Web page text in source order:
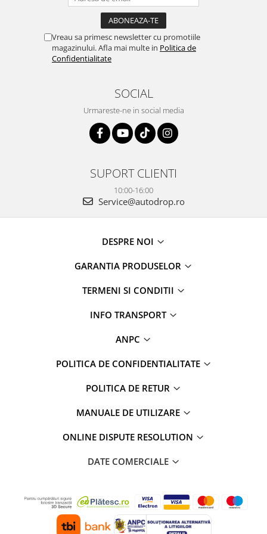
Vreau sa primesc newsletter cu promotiile
magazinului. Afla mai multe in Politica de
Confidentialitate
SOCIAL
Urmareste-ne in social media
SUPORT CLIENTI
10:00-16:00
Service@autodrop.ro
DESPRE NOI
GARANTIA PRODUSELOR
TERMENI SI CONDITII
INFO TRANSPORT
ANPC
POLITICA DE CONFIDENTIALITATE
POLITICA DE RETUR
MANUALE DE UTILIZARE
ONLINE DISPUTE RESOLUTION
DATE COMERCIALE